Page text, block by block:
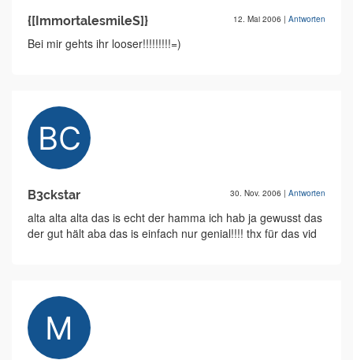
{[ImmortalesmileS]} 12. Mai 2006 | Antworten
Bei mir gehts ihr looser!!!!!!!!!=)
B3ckstar 30. Nov. 2006 | Antworten
alta alta alta das is echt der hamma ich hab ja gewusst das
der gut hält aba das is einfach nur genial!!!! thx für das vid